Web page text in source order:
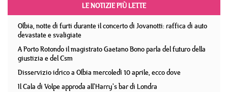
LE NOTIZIE PIÙ LETTE
Olbia, notte di furti durante il concerto di Jovanotti: raffica di auto
devastate e svaligiate
A Porto Rotondo il magistrato Gaetano Bono parla del futuro della
giustizia e del Csm
Disservizio idrico a Olbia mercoledì 10 aprile, ecco dove
Il Cala di Volpe approda all'Harry's bar di Londra